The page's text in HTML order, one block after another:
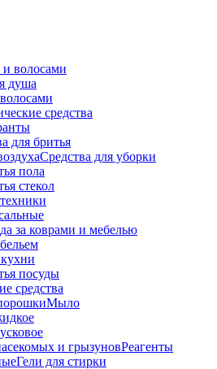
и волосами
душа
средства
для бритья
Средства для уборки
пола
стекол
за коврами и мебелью
посуды
средства
Мыло
и грызуновРеагенты
Гели для стирки